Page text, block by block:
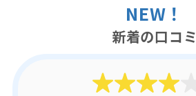
NEW！
新着の口コミ